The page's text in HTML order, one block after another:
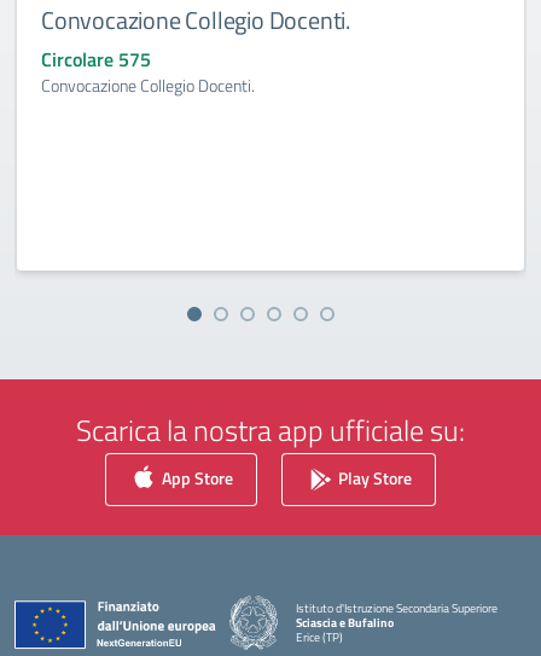
Convocazione Collegio Docenti.
Circolare 575
Convocazione Collegio Docenti.
Scarica la nostra app ufficiale su:
App Store Play Store
Istituto d'Istruzione Secondaria Superiore
Sciascia e Bufalino
Erice (TP)